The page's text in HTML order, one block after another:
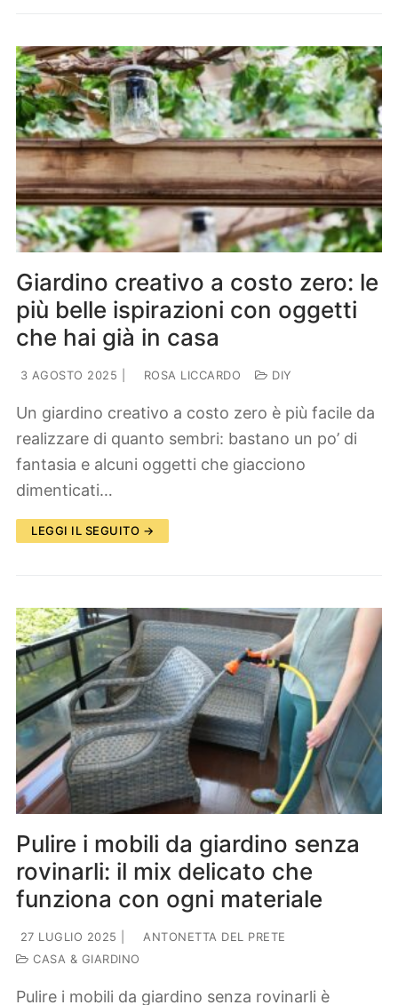
Giardino creativo a costo zero: le
più belle ispirazioni con oggetti
che hai già in casa
3 AGOSTO 2025 ROSA LICCARDO DIY
Un giardino creativo a costo zero è più facile da
realizzare di quanto sembri: bastano un po’ di
fantasia e alcuni oggetti che giacciono
dimenticati…
LEGGI IL SEGUITO →
Pulire i mobili da giardino senza
rovinarli: il mix delicato che
funziona con ogni materiale
27 LUGLIO 2025
ANTONETTA DEL PRETE
CASA & GIARDINO
Pulire i mobili da giardino senza rovinarli è